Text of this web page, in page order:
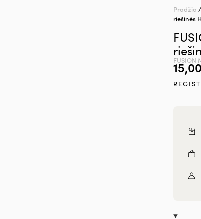
Pradžia
riešinės
FUSION